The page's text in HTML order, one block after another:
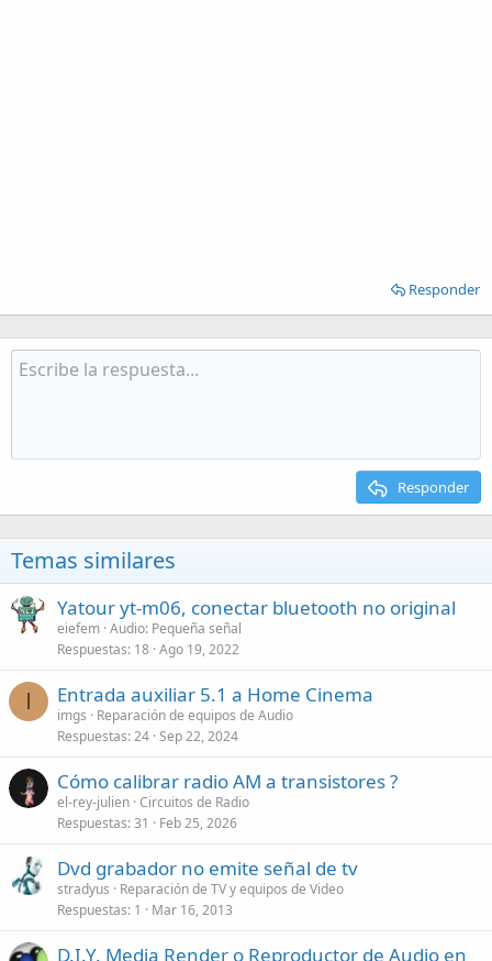
Responder
Responder
Temas similares
Yatour yt-m06, conectar bluetooth no original
eiefem Audio: Pequeña señal
Respuestas 18 Ago 19, 2022
I Entrada auxiliar 5.1 a Home Cinema
imgs
Reparación de equipos de Audio
Respuestas 24 Sep 22, 2024
Cómo calibrar radio AM a transistores ?
el-rey-julien Circuitos de Radio
Respuestas 31 Feb 25, 2026
Dvd grabador no emite señal de tv
stradyus
Reparación de TV y equipos de Video
Respuestas 1 Mar 16, 2013
D.I.Y. Media Render o Reproductor de Audio en